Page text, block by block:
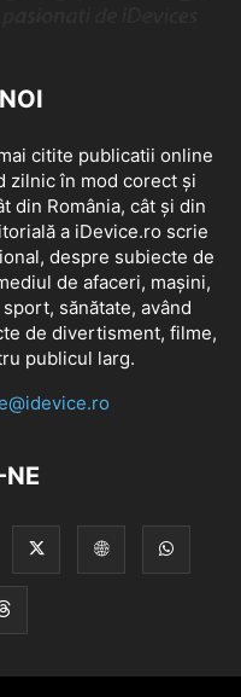
citite publicatii online
zilnic în mod corect și
din România, cât și din
a iDevice.ro scrie
despre subiecte de
de afaceri, mașini,
sănătate, având
de divertisment, filme,
publicul larg.